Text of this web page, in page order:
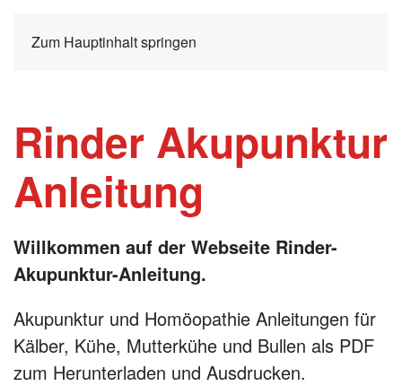
Zum Hauptinhalt springen
Rinder Akupunktur
Anleitung
Willkommen auf der Webseite Rinder-
Akupunktur-Anleitung.
Akupunktur und Homöopathie Anleitungen für
Kälber, Kühe, Mutterkühe und Bullen als PDF
zum Herunterladen und Ausdrucken.